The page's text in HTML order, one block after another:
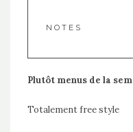
NOTES
Plutôt menus de la
Totalement free style